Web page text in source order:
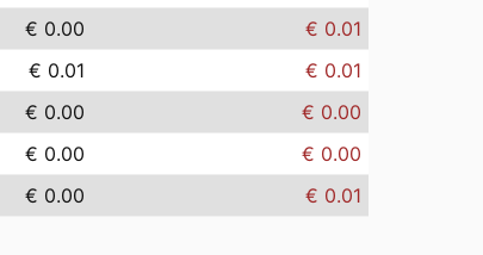
€ 0.00
€ 0.01
€ 0.01
€ 0.01
€ 0.00
€ 0.00
€ 0.00
€ 0.00
€ 0.00 € 0.01